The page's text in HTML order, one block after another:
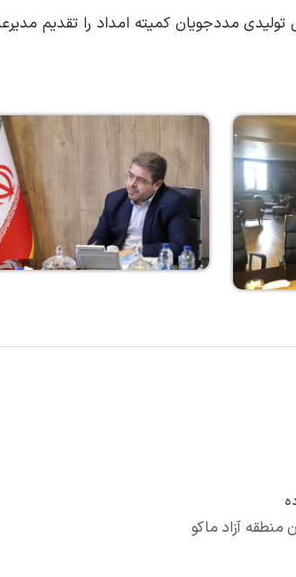
مددجویان کمیته امداد را تقدیم
منطقه آزاد ماکو